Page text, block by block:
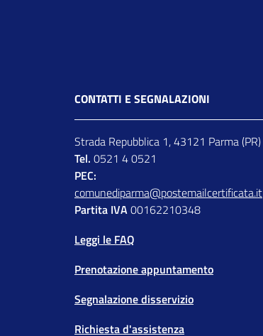
CONTATTI E SEGNALAZIONI
Strada Repubblica 1, 43121 Parma (PR)
Tel. 0521 4 0521
PEC:
comunediparma@postemailcertificata.it
Partita IVA00162210348
Leggi le FAQ
Prenotazione appuntamento
Segnalazione disservizio
Richiesta d'assistenza